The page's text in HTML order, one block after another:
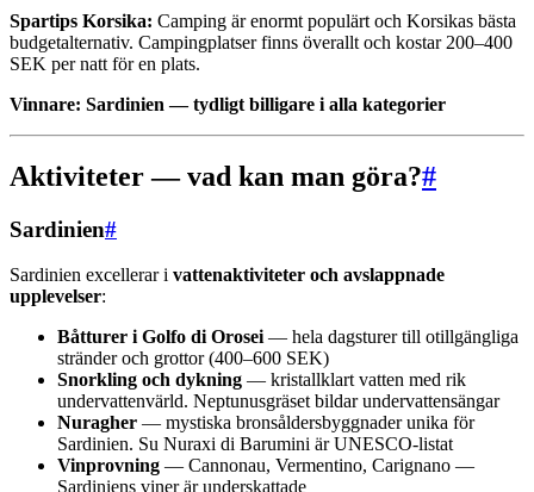
Spartips Korsika: Camping är enormt populärt och Korsikas bästa
budgetalternativ. Campingplatser finns överallt och kostar 200–400
SEK per natt för en plats.
Vinnare: Sardinien — tydligt billigare i alla kategorier
Aktiviteter — vad kan man göra?#
Sardinien#
Sardinien excellerar i vattenaktiviteter och avslappnade
upplevelser:
Båtturer i Golfo di Orosei — hela dagsturer till otillgängliga
stränder och grottor (400–600 SEK)
Snorkling och dykning — kristallklart vatten med rik
undervattenvärld. Neptunusgräset bildar undervattensängar
Nuragher — mystiska bronsåldersbyggnader unika för
Sardinien. Su Nuraxi di Barumini är UNESCO-listat
Vinprovning — Cannonau, Vermentino, Carignano —
Sardiniens viner är underskattade